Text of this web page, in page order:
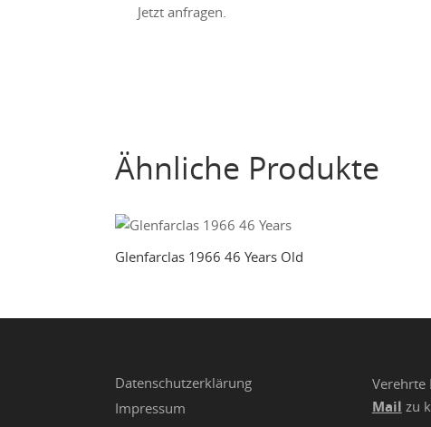
Jetzt anfragen.
Ähnliche Produkte
Glenfarclas 1966 46 Years Old
Datenschutzerklärung
Impressum
Verehrte
Mail zu